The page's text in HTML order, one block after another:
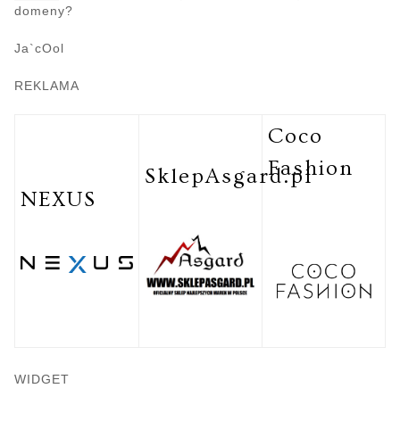
domeny?
Ja`cOol
REKLAMA
NEXUS
SklepAsgard.pl
Coco
Fashion
WIDGET